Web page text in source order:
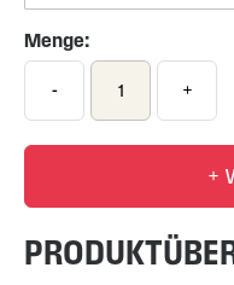
Menge:
- +
+